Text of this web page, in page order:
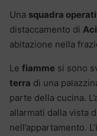
Una squadra
distaccamento di
abitazione nella
Le fiamme si sono
terra di una
parte della cucina.
allarmati dalla vista
nell’appartamento.